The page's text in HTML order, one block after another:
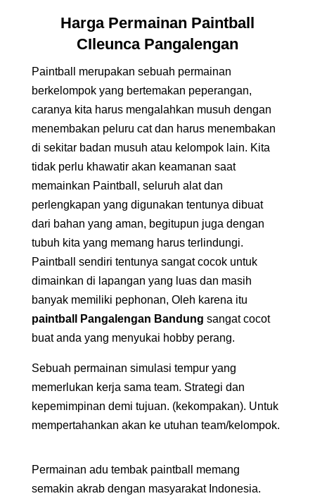
Harga Permainan Paintball
CIleunca Pangalengan
Paintball merupakan sebuah permainan
berkelompok yang bertemakan peperangan,
caranya kita harus mengalahkan musuh dengan
menembakan peluru cat dan harus menembakan
di sekitar badan musuh atau kelompok lain. Kita
tidak perlu khawatir akan keamanan saat
memainkan Paintball, seluruh alat dan
perlengkapan yang digunakan tentunya dibuat
dari bahan yang aman, begitupun juga dengan
tubuh kita yang memang harus terlindungi.
Paintball sendiri tentunya sangat cocok untuk
dimainkan di lapangan yang luas dan masih
banyak memiliki pephonan, Oleh karena itu
paintball Pangalengan Bandung sangat cocot
buat anda yang menyukai hobby perang.
Sebuah permainan simulasi tempur yang
memerlukan kerja sama team. Strategi dan
kepemimpinan demi tujuan. (kekompakan). Untuk
mempertahankan akan ke utuhan team/kelompok.
Permainan adu tembak paintball memang
semakin akrab dengan masyarakat Indonesia.